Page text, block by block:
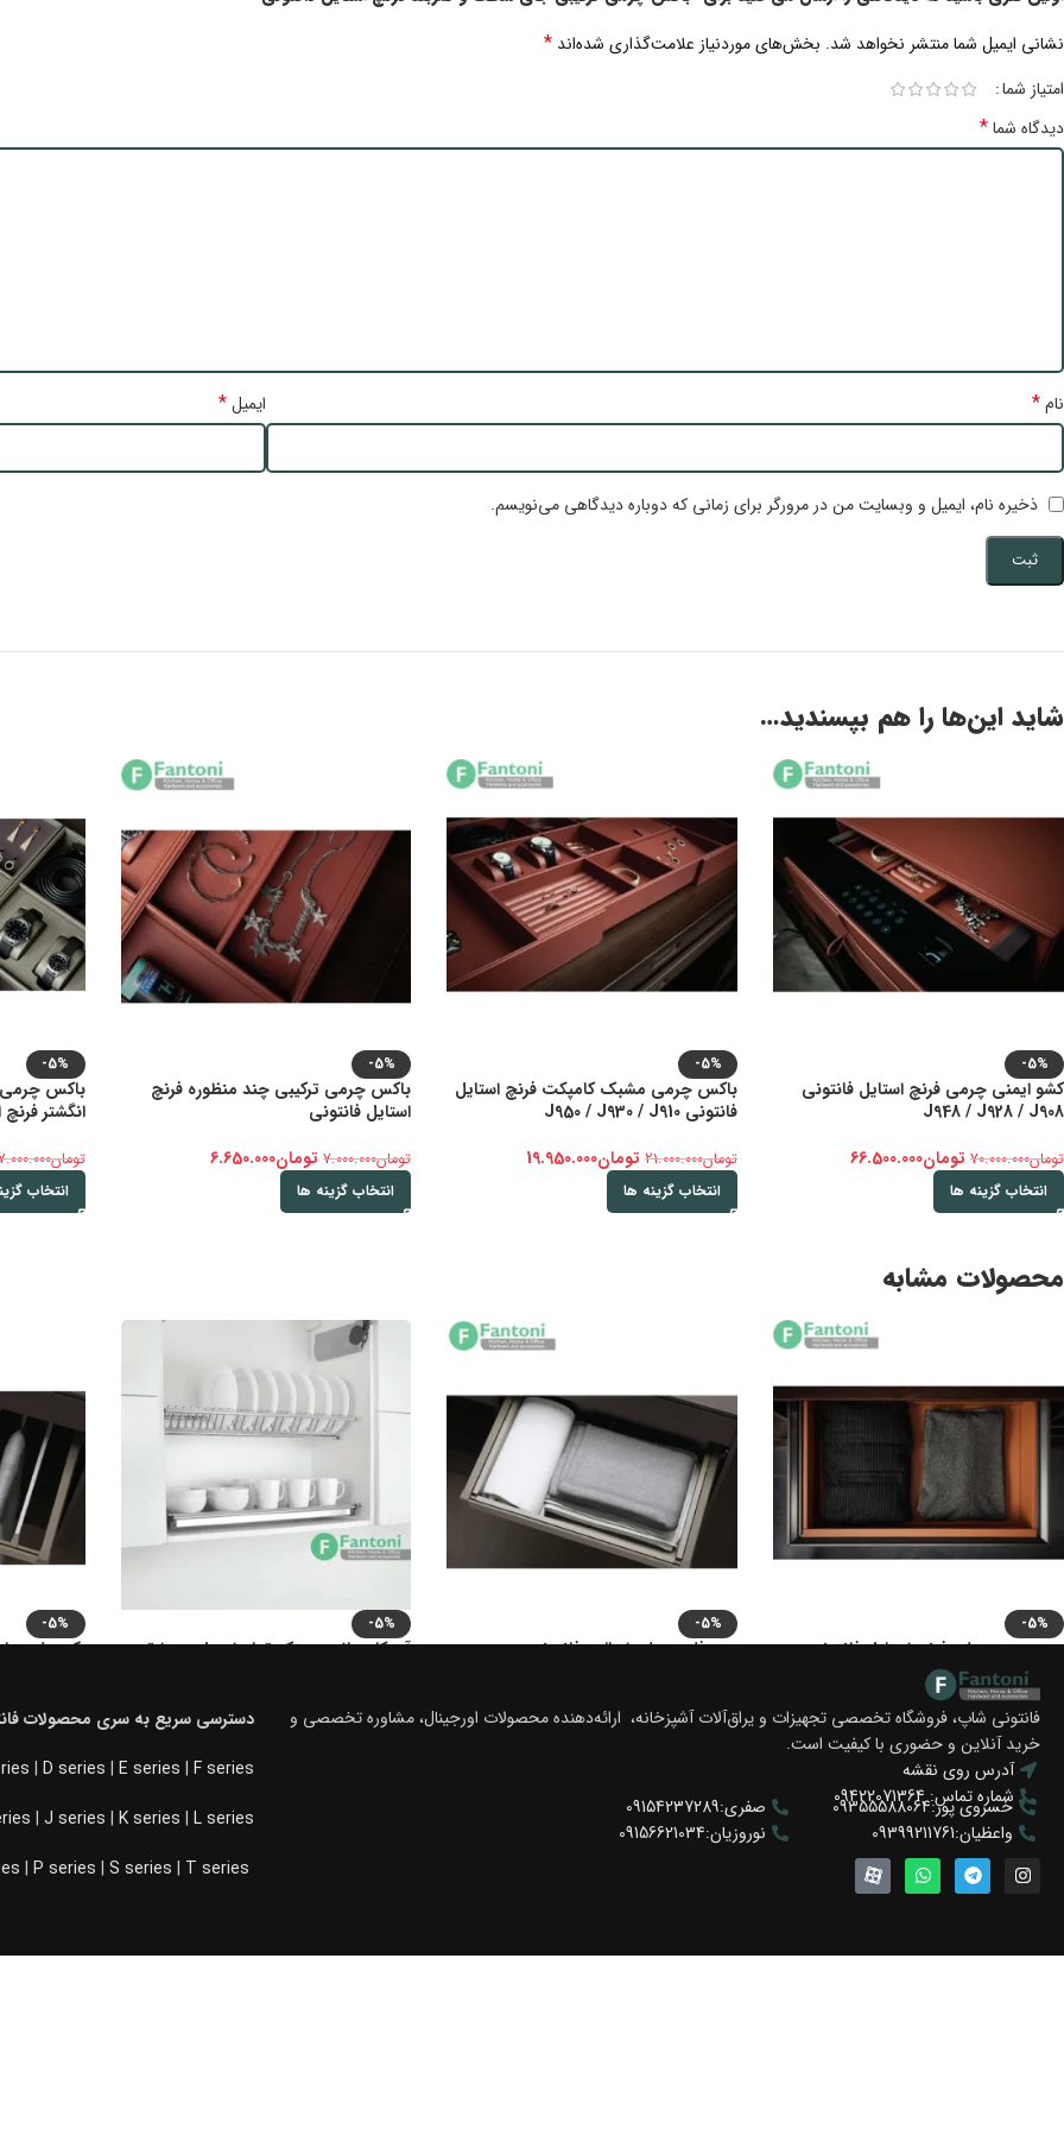
نشانی ایمیل شما منتشر نخواهد شد. بخش‌های موردنیاز علامت‌گذاری شده‌اند *
امتیاز شما
دیدگاه شما*
نام* ایمیل*
ذخیره نام، ایمیل و وبسایت من در مرورگر برای زمانی که دوباره دیدگاهی می‌نویسم.
شاید این‌ها را هم بپسندید…
-5%
کشو ایمنی چرمی فرنچ استایل فانتونی
J948 / J928 / J908
تومان70.000.000 تومان66.500.000
انتخاب گزینه ها
-5%
باکس چرمی مشبک کامپکت فرنچ استایل
فانتونی J950 / J930 / J910
تومان21.000.000 تومان19.950.000
انتخاب گزینه ها
-5%
باکس چرمی ترکیبی چند منظوره فرنچ
استایل فانتونی
تومان7.000.000 تومان6.650.000
انتخاب گزینه ها
-5%
باکس چرمی
انگشتر
تومان
انتخاب
محصولات مشابه
-5%
سبد چرمی ریلی فرنچ استایل فانتونی
تومان32.300.000
– تومان28.500.000
انتخاب گزینه ها
-5%
سبد فلزی ریلی ایتالین فانتونی
تومان26.600.000
–تومان22.800.000
-5%
آبچکان بالای سینک تمام استیل دو طبقه
تومان8.075.000
– تومان6.175.000
-5%
رک ریلی جای
تومان
فانتونی شاپ، فروشگاه تخصصی تجهیزات و یراق‌آلات آشپزخانه، ارائه‌دهنده محصولات اورجینال، مشاوره تخصصی و
خرید آنلاین و حضوری با کیفیت است.
آدرس روی نقشه
شماره تماس: 09422071364
خسروی پور:09355588064
واعظیان:09399211761
صفری:09154237289
نوروزیان:09156621034
دسترسی سریع به سری محصولات
| D series | E series | F series
| J series | K series | L series
| P series | S series | T series